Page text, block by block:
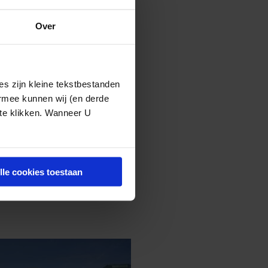
Over
zijn kleine tekstbestanden
kunnen wij (en derde
klikken. Wanneer U
cookies toestaan
erkenning
invloed van
(zie